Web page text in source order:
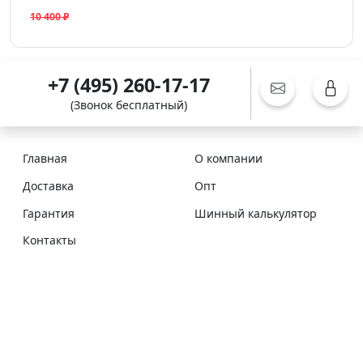
10 400 ₽
+7 (495) 260-17-17
(Звонок бесплатный)
Главная
О компании
Доставка
Опт
Гарантия
Шинный калькулятор
Контакты